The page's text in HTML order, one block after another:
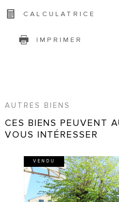
CALCULATRICE
IMPRIMER
AUTRES BIENS
CES BIENS PEUVENT
VOUS INTÉRESSER
VENDU